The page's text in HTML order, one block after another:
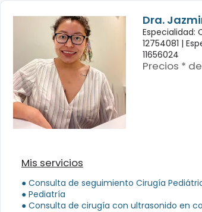
Dra.
Especialidad:
12754081 |
11656024
Precios *
Mis servicios
● Consulta de seguimiento Cirugía
● Pediatría
● Consulta de cirugía con ultrasonido en